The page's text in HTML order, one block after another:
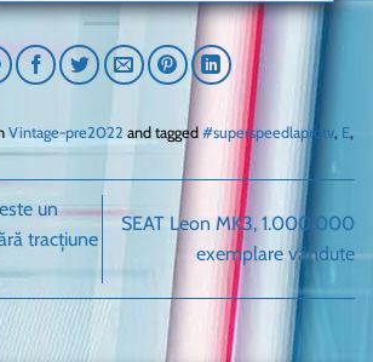
Vintage-pre2022 and tagged #superspeedlaprotv, E,
un
tracțiune
SEAT Leon MK3, 1.000.000
exemplare vândute